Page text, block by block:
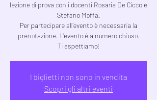
lezione di prova con i docenti Rosaria De Cicco e
Stefano Moffa.
Per partecipare all’evento è necessaria la
prenotazione. L’evento è a numero chiuso.
Ti aspettiamo!
I biglietti non sono in vendita
Scopri gli altri eventi